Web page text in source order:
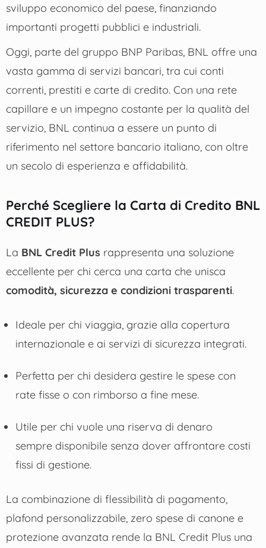
sviluppo economico del paese, finanziando
importanti progetti pubblici e industriali.
Oggi, parte del gruppo BNP Paribas, BNL offre una
vasta gamma di servizi bancari, tra cui conti
correnti, prestiti e carte di credito. Con una rete
capillare e un impegno costante per la qualità del
servizio, BNL continua a essere un punto di
riferimento nel settore bancario italiano, con oltre
un secolo di esperienza e affidabilità.
Perché Scegliere la Carta di Credito BNL
CREDIT PLUS?
La BNL Credit Plus rappresenta una soluzione
eccellente per chi cerca una carta che unisca
comodità, sicurezza e condizioni trasparenti.
Ideale per chi viaggia, grazie alla copertura
internazionale e ai servizi di sicurezza integrati.
Perfetta per chi desidera gestire le spese con
rate fisse o con rimborso a fine mese.
Utile per chi vuole una riserva di denaro
sempre disponibile senza dover affrontare costi
fissi di gestione.
La combinazione di flessibilità di pagamento,
plafond personalizzabile, zero spese di canone e
protezione avanzata rende la BNL Credit Plus una